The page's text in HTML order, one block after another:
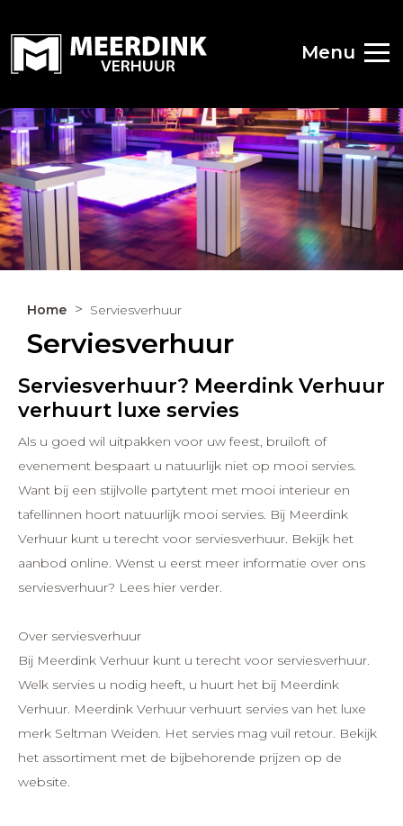
Menu
Home Serviesverhuur
Serviesverhuur
Serviesverhuur? Meerdink Verhuur
verhuurt luxe servies
Als u goed wil uitpakken voor uw feest, bruiloft of
evenement bespaart u natuurlijk niet op mooi servies.
Want bij een stijlvolle partytent met mooi interieur en
tafellinnen hoort natuurlijk mooi servies. Bij Meerdink
Verhuur kunt u terecht voor serviesverhuur. Bekijk het
aanbod online. Wenst u eerst meer informatie over ons
serviesverhuur? Lees hier verder.
Over serviesverhuur
Bij Meerdink Verhuur kunt u terecht voor serviesverhuur.
Welk servies u nodig heeft, u huurt het bij Meerdink
Verhuur. Meerdink Verhuur verhuurt servies van het luxe
merk Seltman Weiden. Het servies mag vuil retour. Bekijk
het assortiment met de bijbehorende prijzen op de
website.